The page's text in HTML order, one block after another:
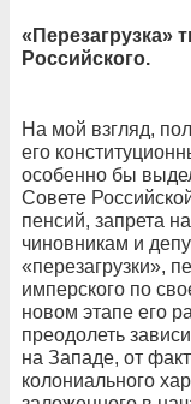
«Перезагрузка»
Российского.
На мой взгляд,
его
особенно бы
Совете
пенсий, запрета
чиновникам и
«перезагрузки»,
имперского по
новом этапе его
преодолеть
на Западе, от
колониального